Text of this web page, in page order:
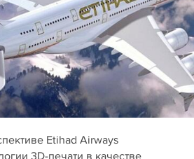
Etihad Airways